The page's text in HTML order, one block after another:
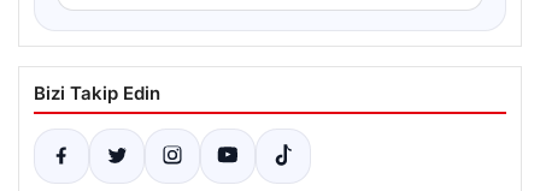
Bizi Takip Edin